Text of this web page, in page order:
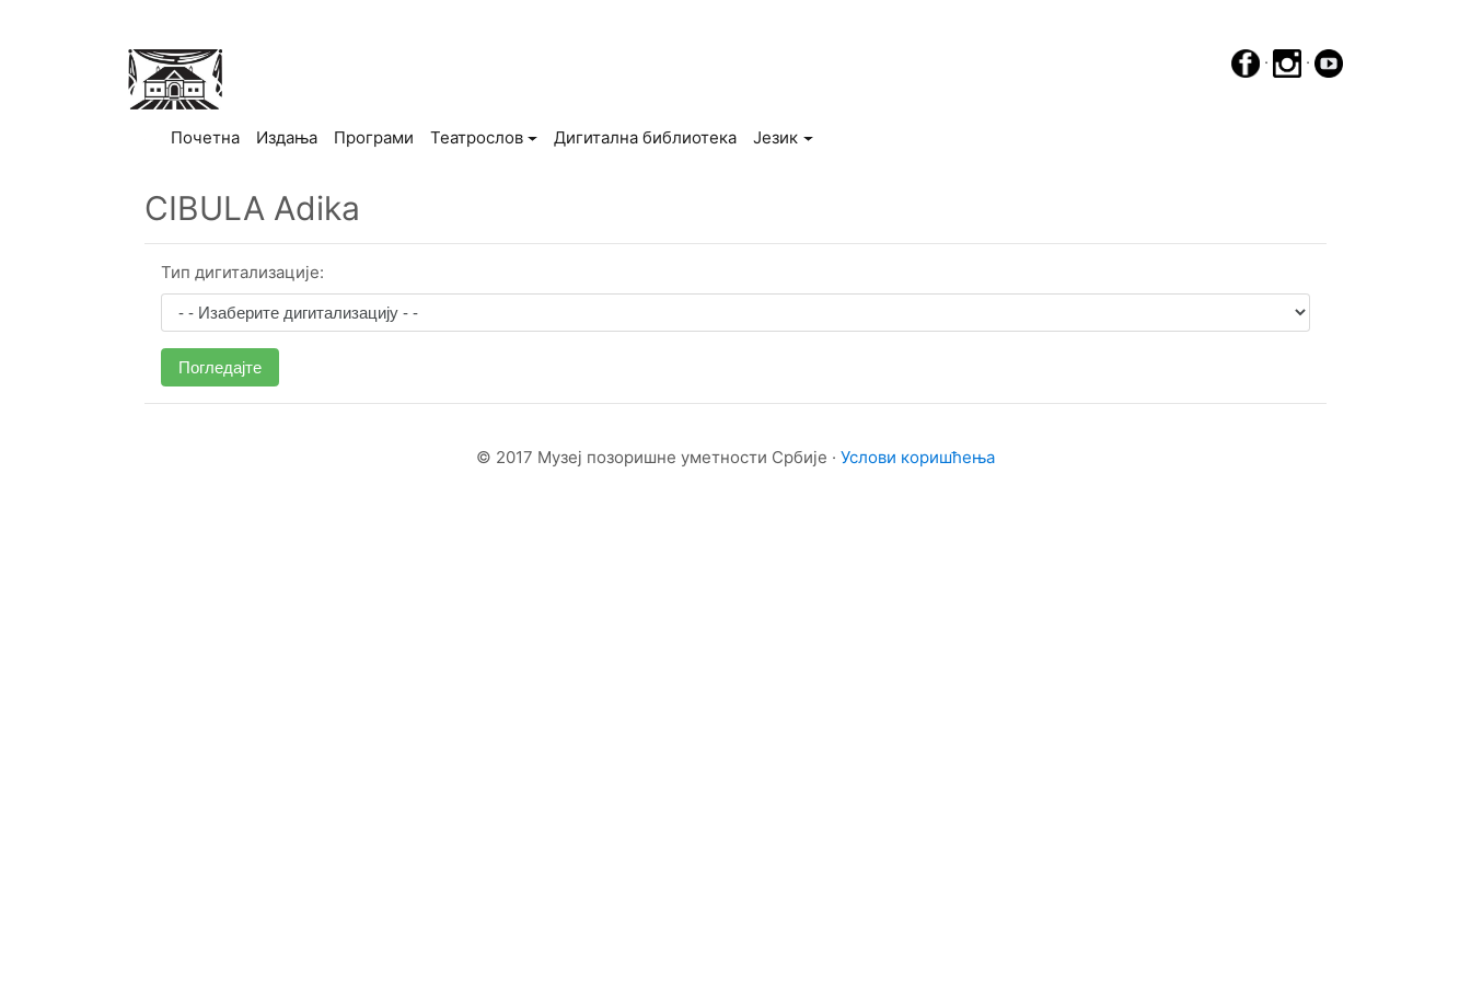
· ·
Почетна(current)
Издања Програми Театрослов Дигитална библиотека Језик
CIBULA Adika
Тип дигитализације:
Погледајте
© 2017 Музеј позоришне уметности Србије · Услови коришћења